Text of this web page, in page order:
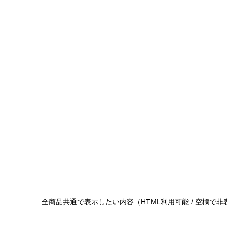
全商品共通で表示したい内容（HTML利用可能 / 空欄で非